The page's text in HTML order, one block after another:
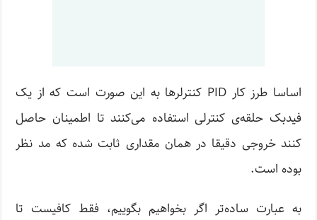
اساسا طرز کار PID کنترلرها به این صورت است که از یک
فیدبک حلقه‌ی کنترلی استفاده می‌کنند تا اطمینان حاصل
کنند خروجی دقیقا در همان مقداری ثابت شده که مد نظر
بوده است.
به عبارت ساده‌تر اگر بخواهیم بگوییم، فقط کافیست تا